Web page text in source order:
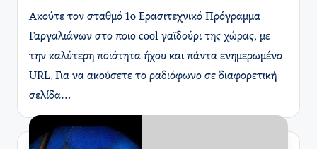
Ακούτε τον σταθμό 1o Ερασιτεχνικό Πρόγραμμα
Γαργαλιάνων στο ποιο cool γαϊδούρι της χώρας, με
την καλύτερη ποιότητα ήχου και πάντα ενημερωμένο
URL. Για να ακούσετε το ραδιόφωνο σε διαφορετική
σελίδα…